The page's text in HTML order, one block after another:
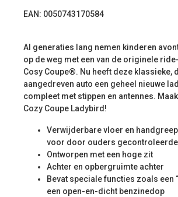
EAN: 0050743170584
Al generaties lang nemen kinderen
op de weg met een van de originele
Cosy Coupe®. Nu heeft deze klassieke,
aangedreven auto een geheel nieuwe
compleet met stippen en antennes.
Cozy Coupe Ladybird!
Verwijderbare vloer en
voor door ouders
Ontworpen met een hoge zit
Achter en opbergruimte achter
Bevat speciale functies zoals een
een open-en-dicht benzinedop